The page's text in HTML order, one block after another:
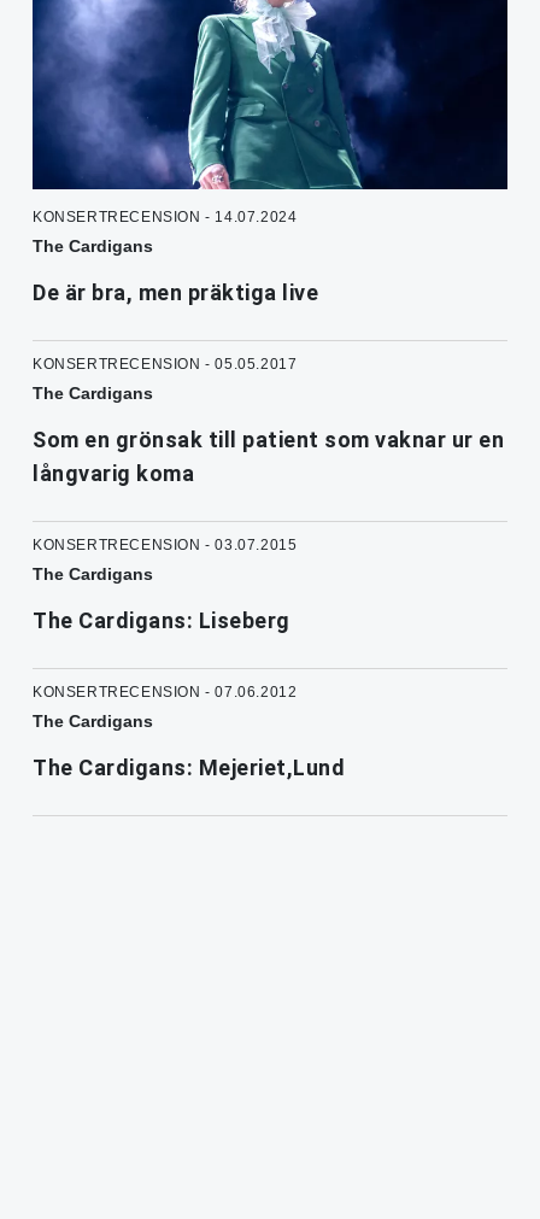
KONSERTRECENSION - 14.07.2024
The Cardigans
De är bra, men präktiga live
KONSERTRECENSION - 05.05.2017
The Cardigans
Som en grönsak till patient som vaknar ur en
långvarig koma
KONSERTRECENSION - 03.07.2015
The Cardigans
The Cardigans: Liseberg
KONSERTRECENSION - 07.06.2012
The Cardigans
The Cardigans: Mejeriet,Lund